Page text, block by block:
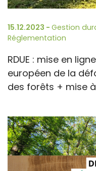
15.12.2023 - Gestion
Réglementation
RDUE : mise en
européen de la
des forêts + mise